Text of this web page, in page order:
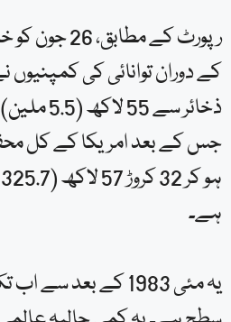
رپورٹ کے
کے دوران توانائی کی
ذخائر سے
جس کے بعد امریکا کے کل
ہے۔
یہ مئی 1983 کے بعد
سطح ہے۔ یہ کمی حالیہ عالمی